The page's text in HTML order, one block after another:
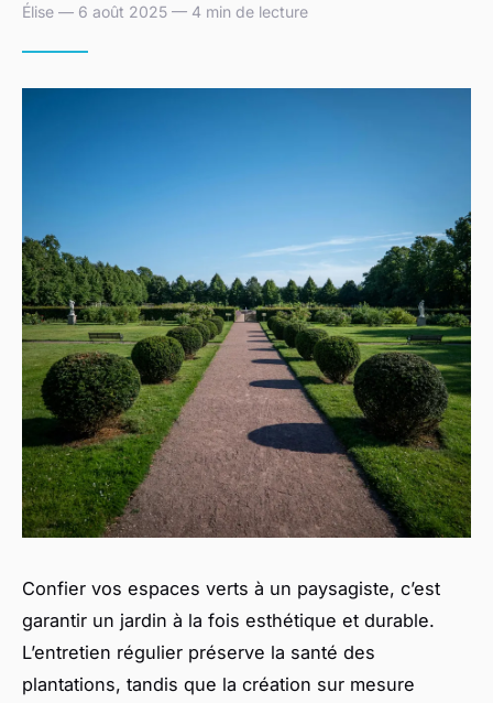
Élise — 6 août 2025 — 4 min de lecture
Confier vos espaces verts à un paysagiste, c’est
garantir un jardin à la fois esthétique et durable.
L’entretien régulier préserve la santé des
plantations, tandis que la création sur mesure